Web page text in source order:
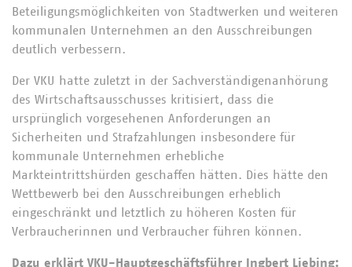
Beteiligungsmöglichkeiten von Stadtwerken und weiteren
kommunalen Unternehmen an den Ausschreibungen
deutlich verbessern.
Der VKU hatte zuletzt in der Sachverständigenanhörung
des Wirtschaftsausschusses kritisiert, dass die
ursprünglich vorgesehenen Anforderungen an
Sicherheiten und Strafzahlungen insbesondere für
kommunale Unternehmen erhebliche
Markteintrittshürden geschaffen hätten. Dies hätte den
Wettbewerb bei den Ausschreibungen erheblich
eingeschränkt und letztlich zu höheren Kosten für
Verbraucherinnen und Verbraucher führen können.
Dazu erklärt VKU-Hauptgeschäftsführer Ingbert Liebing: